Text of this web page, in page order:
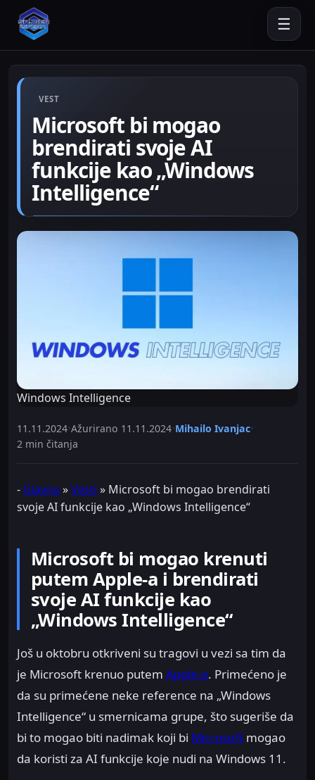
☰
VEST
Microsoft bi mogao
brendirati svoje AI
funkcije kao „Windows
Intelligence“
Windows Intelligence
11.11.2024 Ažurirano 11.11.2024 Mihailo Ivanjac
2 min čitanja
- Glavna »Vesti » Microsoft bi mogao brendirati
svoje AI funkcije kao „Windows Intelligence“
Microsoft bi mogao krenuti
putem Apple-a i brendirati
svoje AI funkcije kao
„Windows Intelligence“
Još u oktobru otkriveni su tragovi u vezi sa tim da
je Microsoft krenuo putem Apple-a. Primećeno je
da su primećene neke reference na „Windows
Intelligence“ u smernicama grupe, što sugeriše da
bi to mogao biti nadimak koji bi Microsoft mogao
da koristi za AI funkcije koje nudi na Windows 11.